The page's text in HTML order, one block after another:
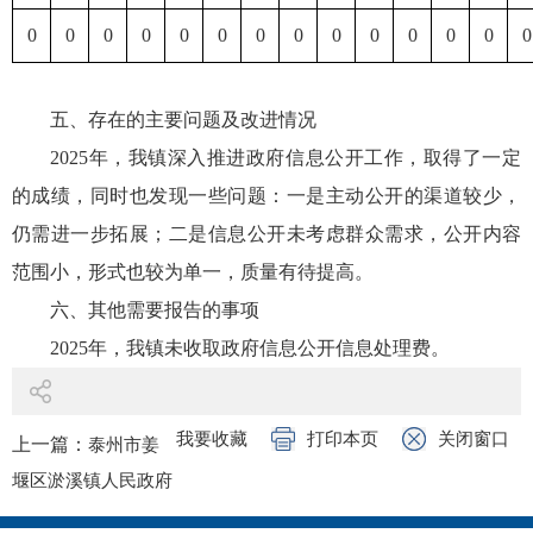
0 0 0 0 0 0 0 0 0 0 0 0 0 0
五、存在的主要问题及改进情况
2025年，我镇深入推进政府信息公开工作，取得了一定
的成绩，同时也发现一些问题：一是主动公开的渠道较少，
仍需进一步拓展；二是信息公开未考虑群众需求，公开内容
范围小，形式也较为单一，质量有待提高。
六、其他需要报告的事项
2025年，我镇未收取政府信息公开信息处理费。
我要收藏 打印本页 关闭窗口
上一篇： 泰州市姜
堰区淤溪镇人民政府
2025年政府信息公开